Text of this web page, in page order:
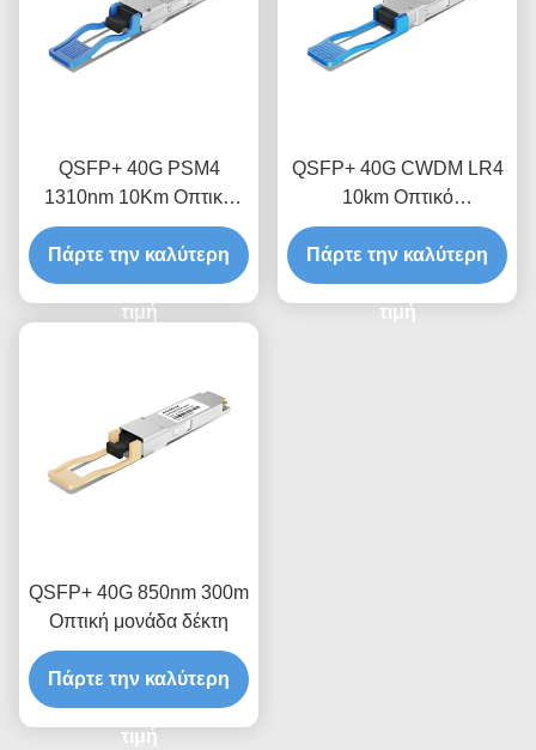
QSFP+ 40G PSM4
1310nm 10Km Οπτική
Μονάδα Πιστολήπτη
Πάρτε την καλύτερη
τιμή
QSFP+ 40G CWDM LR4
10km Οπτικό
πομποδέκτη
Πάρτε την καλύτερη
τιμή
QSFP+ 40G 850nm 300m
Οπτική μονάδα δέκτη
Πάρτε την καλύτερη
τιμή